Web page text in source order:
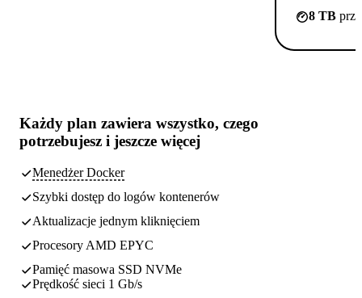
8 TB
Każdy plan zawiera wszystko, czego
potrzebujesz i jeszcze więcej
Menedżer Docker
Szybki dostęp do logów kontenerów
Aktualizacje jednym kliknięciem
Procesory AMD EPYC
Pamięć masowa SSD NVMe
Prędkość sieci 1 Gb/s